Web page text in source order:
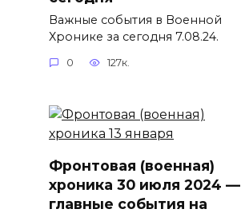
Важные события в Военной
Хронике за сегодня 7.08.24.
0 127к.
Фронтовая (военная)
хроника 30 июля 2024 —
главные события на